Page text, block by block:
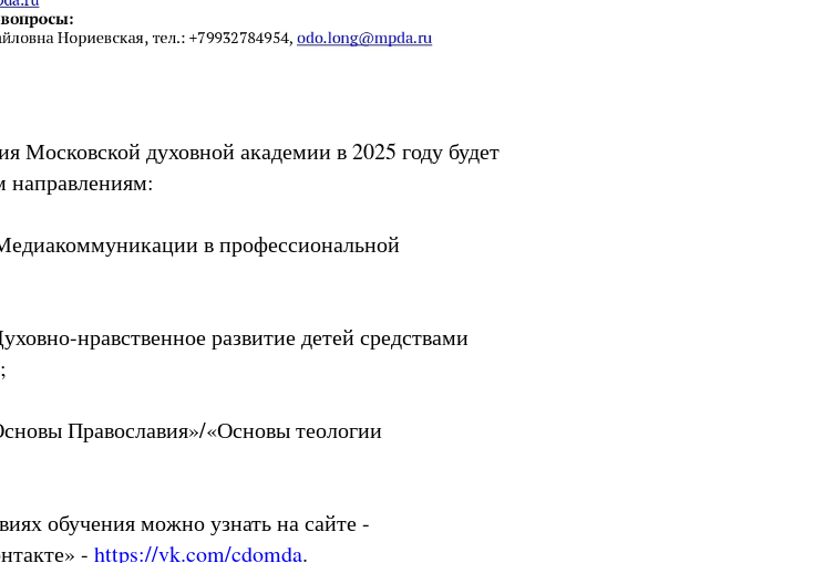
Московской духовной академии в 2025 году будет
направлениям:
в профессиональной
нравственное развитие детей средствами
Православия»/«Основы теологии
обучения можно узнать на сайте -
- https://vk.com/cdomda.